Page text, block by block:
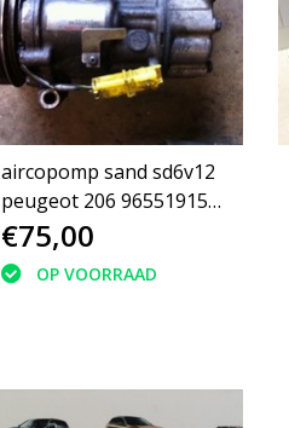
aircopomp sand sd6v12
peugeot 206 9655191580
(6453QE)
€75,00
OP VOORRAAD